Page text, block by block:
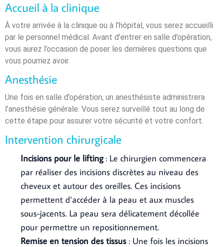
Accueil à la clinique
À votre arrivée à la clinique ou à l’hôpital, vous serez accueilli
par le personnel médical. Avant d’entrer en salle d’opération,
vous aurez l’occasion de poser les dernières questions que
vous pourriez avoir.
Anesthésie
Une fois en salle d’opération, un anesthésiste administrera
l’anesthésie générale. Vous serez surveillé tout au long de
cette étape pour assurer votre sécurité et votre confort.
Intervention chirurgicale
Incisions pour le lifting: Le chirurgien commencera
par réaliser des incisions discrètes au niveau des
cheveux et autour des oreilles. Ces incisions
permettent d’accéder à la peau et aux muscles
sous-jacents. La peau sera délicatement décollée
pour permettre un repositionnement.
Remise en tension des tissus : Une fois les incisions